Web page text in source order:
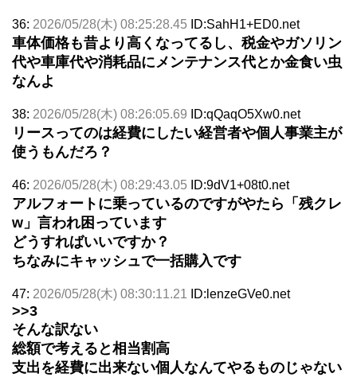
36: 2026/05/28(木) 08:25:28.45 ID:SahH1+ED0.net
車体価格も昔より高くなってるし、税金やガソリン
代や車庫代や消耗品にメンテナンス代とか金食い虫
なんよ
38: 2026/05/28(木) 08:26:05.69 ID:qQaqO5Xw0.net
リースってのは経費にしたい経営者や個人事業主が
使うもんだろ？
46: 2026/05/28(木) 08:29:43.05 ID:9dV1+08t0.net
アルフォートに乗っているのですがやたら「残クレ
w」言われ困っています
どうすればいいですか？
ちなみにキャッシュで一括購入です
47: 2026/05/28(木) 08:30:11.21 ID:lenzeGVe0.net
>>3
そんな訳ない
総額で考えると相当割高
支出を経費に出来ない個人なんてやるものじゃない